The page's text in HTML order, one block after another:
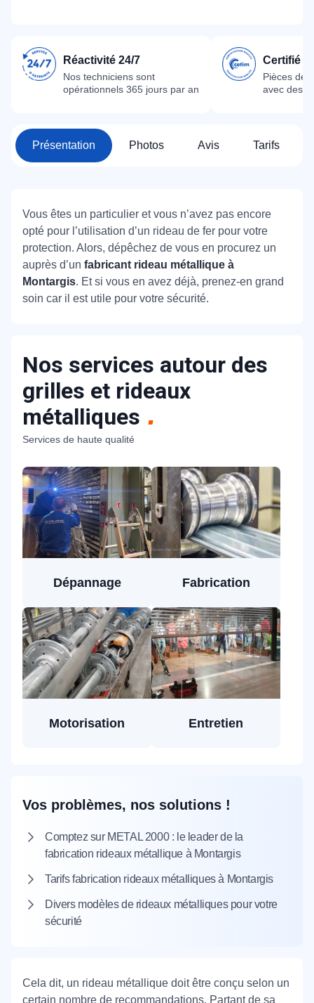
Réactivité 24/7
Nos techniciens sont
opérationnels 365 jours par an
Certifié
Pièces
avec des
Présentation Photos Avis Tarifs
Vous êtes un particulier et vous n’avez pas encore
opté pour l’utilisation d’un rideau de fer pour votre
protection. Alors, dépêchez de vous en procurez un
auprès d’un fabricant rideau métallique à
Montargis. Et si vous en avez déjà, prenez-en grand
soin car il est utile pour votre sécurité.
Nos services autour des
grilles et rideaux
métalliques
Services de haute qualité
Dépannage Fabrication
Motorisation Entretien
Vos problèmes, nos solutions !
Comptez sur METAL 2000 : le leader de la
fabrication rideaux métallique à Montargis
Tarifs fabrication rideaux métalliques à Montargis
Divers modèles de rideaux métalliques pour votre
sécurité
Cela dit, un rideau métallique doit être conçu selon un
certain nombre de recommandations. Partant de sa